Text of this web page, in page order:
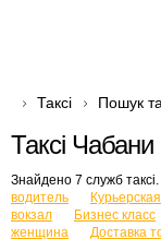
Таксі Пошук
Таксі Чабани
Знайдено 7 служб
водитель
вокзал
Бизнес класс
женщина
Доставка